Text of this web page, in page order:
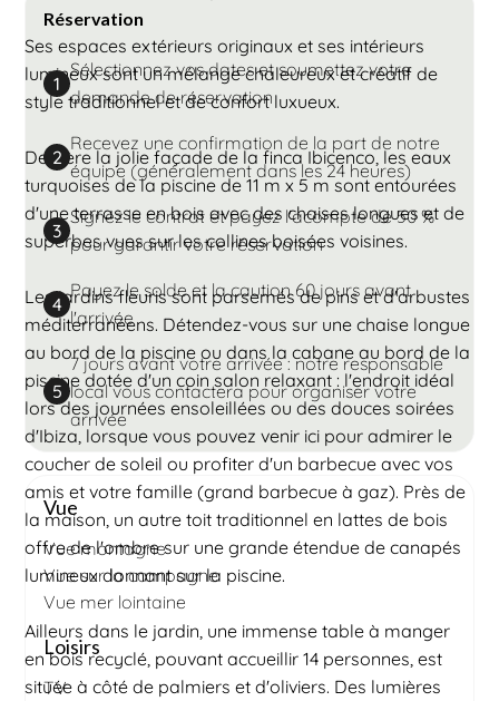
Ses espaces extérieurs originaux et ses intérieurs
lumineux sont un mélange chaleureux et créatif de
style traditionnel et de confort luxueux.
Derrière la jolie façade de la finca Ibicenco, les eaux
turquoises de la piscine de 11 m x 5 m sont entourées
d'une terrasse en bois avec des chaises longues et de
superbes vues sur les collines boisées voisines.
Les jardins fleuris sont parsemés de pins et d'arbustes
méditerranéens. Détendez-vous sur une chaise longue
au bord de la piscine ou dans la cabane au bord de la
piscine dotée d'un coin salon relaxant : l'endroit idéal
lors des journées ensoleillées ou des douces soirées
d'Ibiza, lorsque vous pouvez venir ici pour admirer le
coucher de soleil ou profiter d'un barbecue avec vos
amis et votre famille (grand barbecue à gaz). Près de
la maison, un autre toit traditionnel en lattes de bois
offre de l'ombre sur une grande étendue de canapés
lumineux donnant sur la piscine.
Ailleurs dans le jardin, une immense table à manger
en bois recyclé, pouvant accueillir 14 personnes, est
située à côté de palmiers et d'oliviers. Des lumières
Réservation
1
Sélectionnez vos dates et soumettez votre
demande de réservation
2
Recevez une confirmation de la part de notre
équipe (généralement dans les 24 heures)
3
Signez le contrat et payez l'acompte de 50 %
pour garantir votre réservation
4
Payez le solde et la caution 60 jours avant
l'arrivée
5
7 jours avant votre arrivée : notre responsable
local vous contactera pour organiser votre
arrivée
Vue
Vue montagne
Vue sur la campagne
Vue mer lointaine
Loisirs
TV